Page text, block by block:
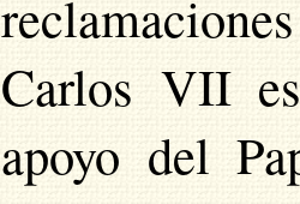
Carlos VII
apoyo del